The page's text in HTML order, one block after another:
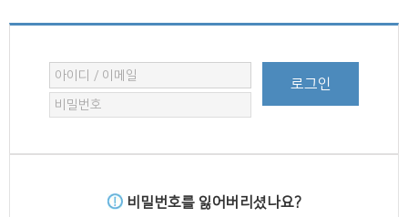
비밀번호를 잃어버리셨나요?